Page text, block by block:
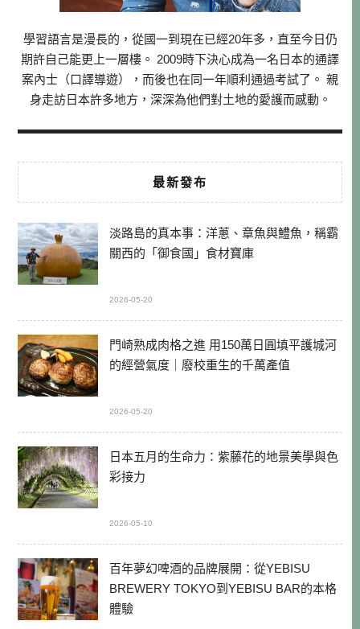
學習語言是漫長的，從國一到現在已經20年多，直至今日仍
期許自己能更上一層樓。 2009時下決心成為一名日本的通譯
案內士（口譯導遊），而後也在同一年順利通過考試了。 親
身走訪日本許多地方，深深為他們對土地的愛護而感動。
最新發布
淡路島的真本事：洋蔥、章魚與鱧魚，稱霸
關西的「御食國」食材寶庫
2026-05-20
門崎熟成肉格之進 用150萬日圓填平護城河
的經營氣度｜廢校重生的千萬產值
2026-05-20
日本五月的生命力：紫藤花的地景美學與色
彩接力
2026-05-10
百年夢幻啤酒的品牌展開：從YEBISU
BREWERY TOKYO到YEBISU BAR的本格
體驗